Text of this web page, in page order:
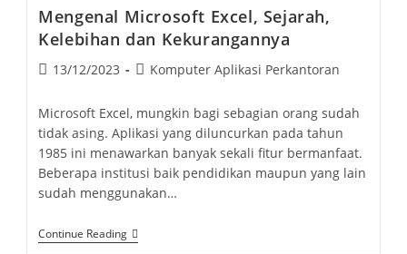
Manfaatnya
Mengenal Microsoft Excel, Sejarah,
Kelebihan dan Kekurangannya
Post13/12/2023
PostKomputer Aplikasi Perkantoran
Microsoft Excel, mungkin bagi sebagian orang sudah
tidak asing. Aplikasi yang diluncurkan pada tahun
1985 ini menawarkan banyak sekali fitur bermanfaat.
Beberapa institusi baik pendidikan maupun yang lain
sudah menggunakan…
Continue ReadingMengenal
Microsoft